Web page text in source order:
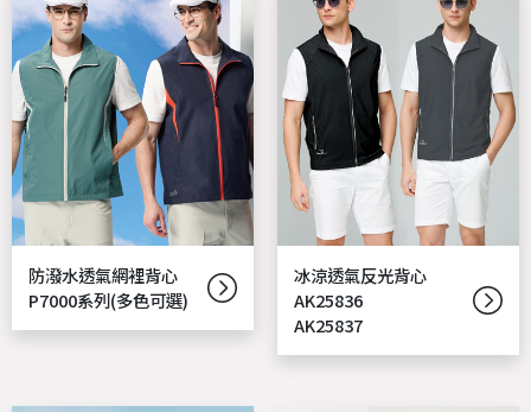
防潑水透氣網裡背心
P7000系列(多色可選)
冰涼透氣反光背心
AK25836
AK25837